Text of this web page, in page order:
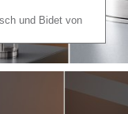
und Bidet von